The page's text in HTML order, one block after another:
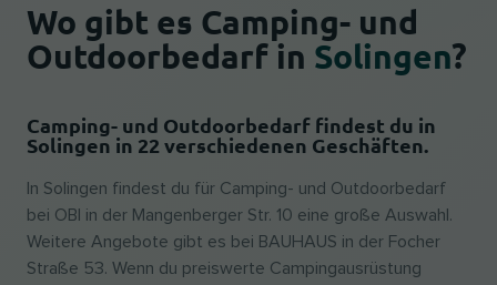
Wo gibt es Camping- und
Outdoorbedarf in Solingen?
Camping- und Outdoorbedarf findest du in
Solingen in 22 verschiedenen Geschäften.
In Solingen findest du für Camping- und Outdoorbedarf
bei OBI in der Mangenberger Str. 10 eine große Auswahl.
Weitere Angebote gibt es bei BAUHAUS in der Focher
Straße 53. Wenn du preiswerte Campingausrüstung